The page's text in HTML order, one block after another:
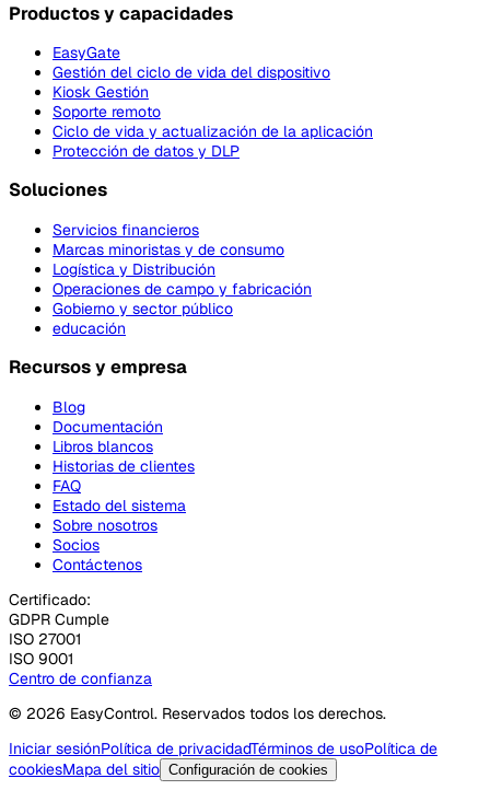
Productos y capacidades
EasyGate
Gestión del ciclo de vida del dispositivo
Kiosk Gestión
Soporte remoto
Ciclo de vida y actualización de la aplicación
Protección de datos y DLP
Soluciones
Servicios financieros
Marcas minoristas y de consumo
Logística y Distribución
Operaciones de campo y fabricación
Gobierno y sector público
educación
Recursos y empresa
Blog
Documentación
Libros blancos
Historias de clientes
FAQ
Estado del sistema
Sobre nosotros
Socios
Contáctenos
Certificado:
GDPR Cumple
ISO 27001
ISO 9001
Centro de confianza
© 2026 EasyControl. Reservados todos los derechos.
Iniciar sesiónPolítica de privacidadTérminos de usoPolítica de
cookiesMapa del sitio Configuración de cookies